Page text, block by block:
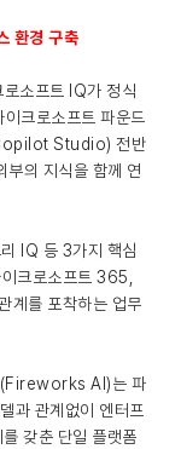
환경 구축
소프트 IQ가 정식
크로소프트 파운드
Studio) 전반
부의 지식을 함께 연
IQ 등 3가지 핵심
크로소프트 365,
계를 포착하는 업무
AI)는 파
과 관계없이 엔터프
갖춘 단일 플랫폼